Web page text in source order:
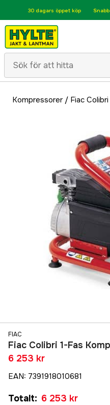
30 dagars öppet köp
Kompressorer/ Fiac
FIAC
Fiac Colibri 1-Fas
6 253 kr
EAN: 7391918010681
Totalt: 6 253 kr